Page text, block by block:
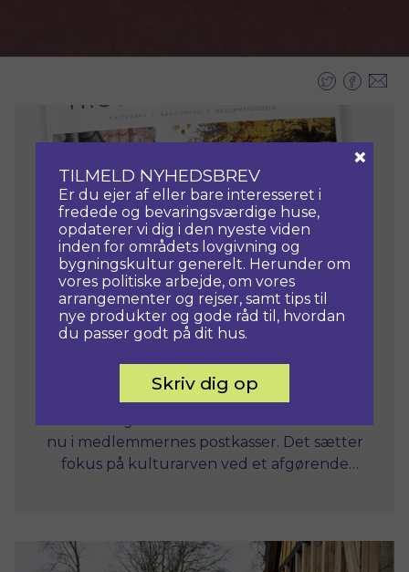
Nyheder
NYT EFTERÅRSMAGASIN 2025
nu i medlemmernes postkasser. Det sætter
fokus på kulturarven ved et afgørende
TILMELD NYHEDSBREV
Er du ejer af eller bare interesseret i
fredede og bevaringsværdige huse,
opdaterer vi dig i den nyeste viden
inden for områdets lovgivning og
bygningskultur generelt. Herunder om
vores politiske arbejde, om vores
arrangementer og rejser, samt tips til
nye produkter og gode råd til, hvordan
du passer godt på dit hus.
Skriv dig op
×